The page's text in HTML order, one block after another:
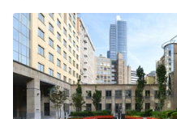
Centre
d’affaires
Coworking
Salles
de
Anvers
Bruges
Bruxelles
Bureau à
louer
Bruxelles
Bureau
a louer
Publier un bureau
Prix
Connexion